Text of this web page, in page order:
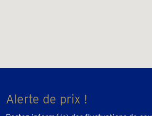
Alerte de prix !